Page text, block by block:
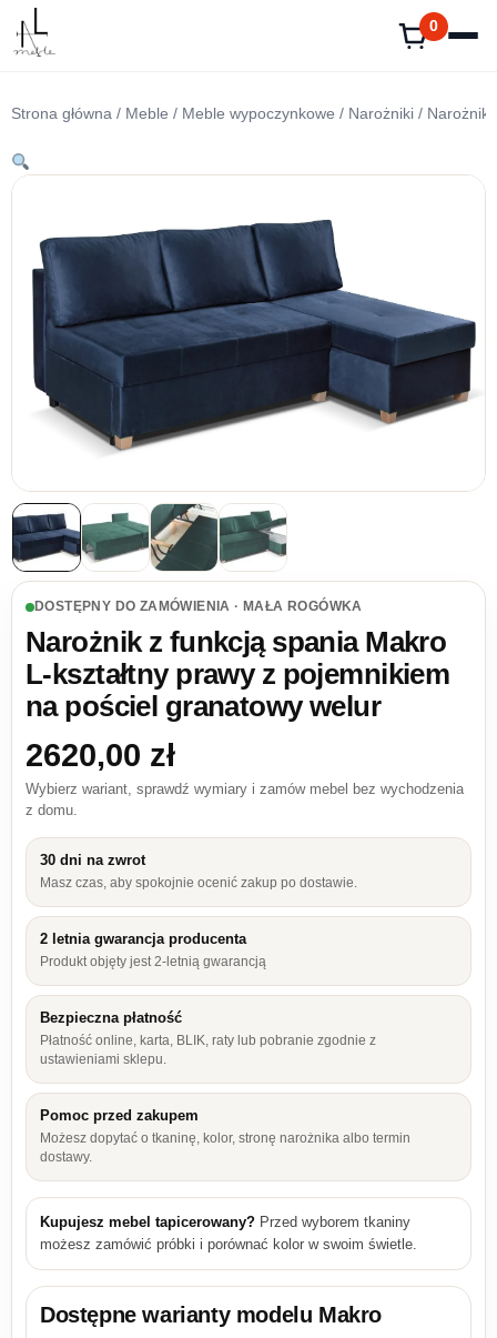
Przejdź
treści
0
Strona główna / Meble / Meble wypoczynkowe / Narożniki / Narożnik
DOSTĘPNY DO ZAMÓWIENIA · MAŁA ROGÓWKA
Narożnik z funkcją spania Makro
L-kształtny prawy z pojemnikiem
na pościel granatowy welur
2620,00 zł
Wybierz wariant, sprawdź wymiary i zamów mebel bez wychodzenia
z domu.
30 dni na zwrot
Masz czas, aby spokojnie ocenić zakup po dostawie.
2 letnia gwarancja producenta
Produkt objęty jest 2-letnią gwarancją
Bezpieczna płatność
Płatność online, karta, BLIK, raty lub pobranie zgodnie z
ustawieniami sklepu.
Pomoc przed zakupem
Możesz dopytać o tkaninę, kolor, stronę narożnika albo termin
dostawy.
Kupujesz mebel tapicerowany? Przed wyborem tkaniny
możesz zamówić próbki i porównać kolor w swoim świetle.
Dostępne warianty modelu Makro